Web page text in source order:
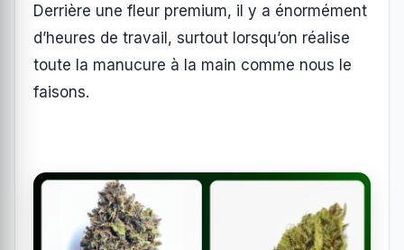
Derrière une fleur premium, il y a énormément
d’heures de travail, surtout lorsqu’on réalise
toute la manucure à la main comme nous le
faisons.